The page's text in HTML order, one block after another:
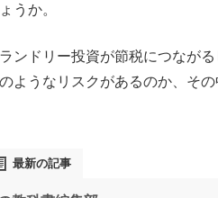
うか。
ンドリー投資が節税につながる
ようなリスクがあるのか、その
最新の記事